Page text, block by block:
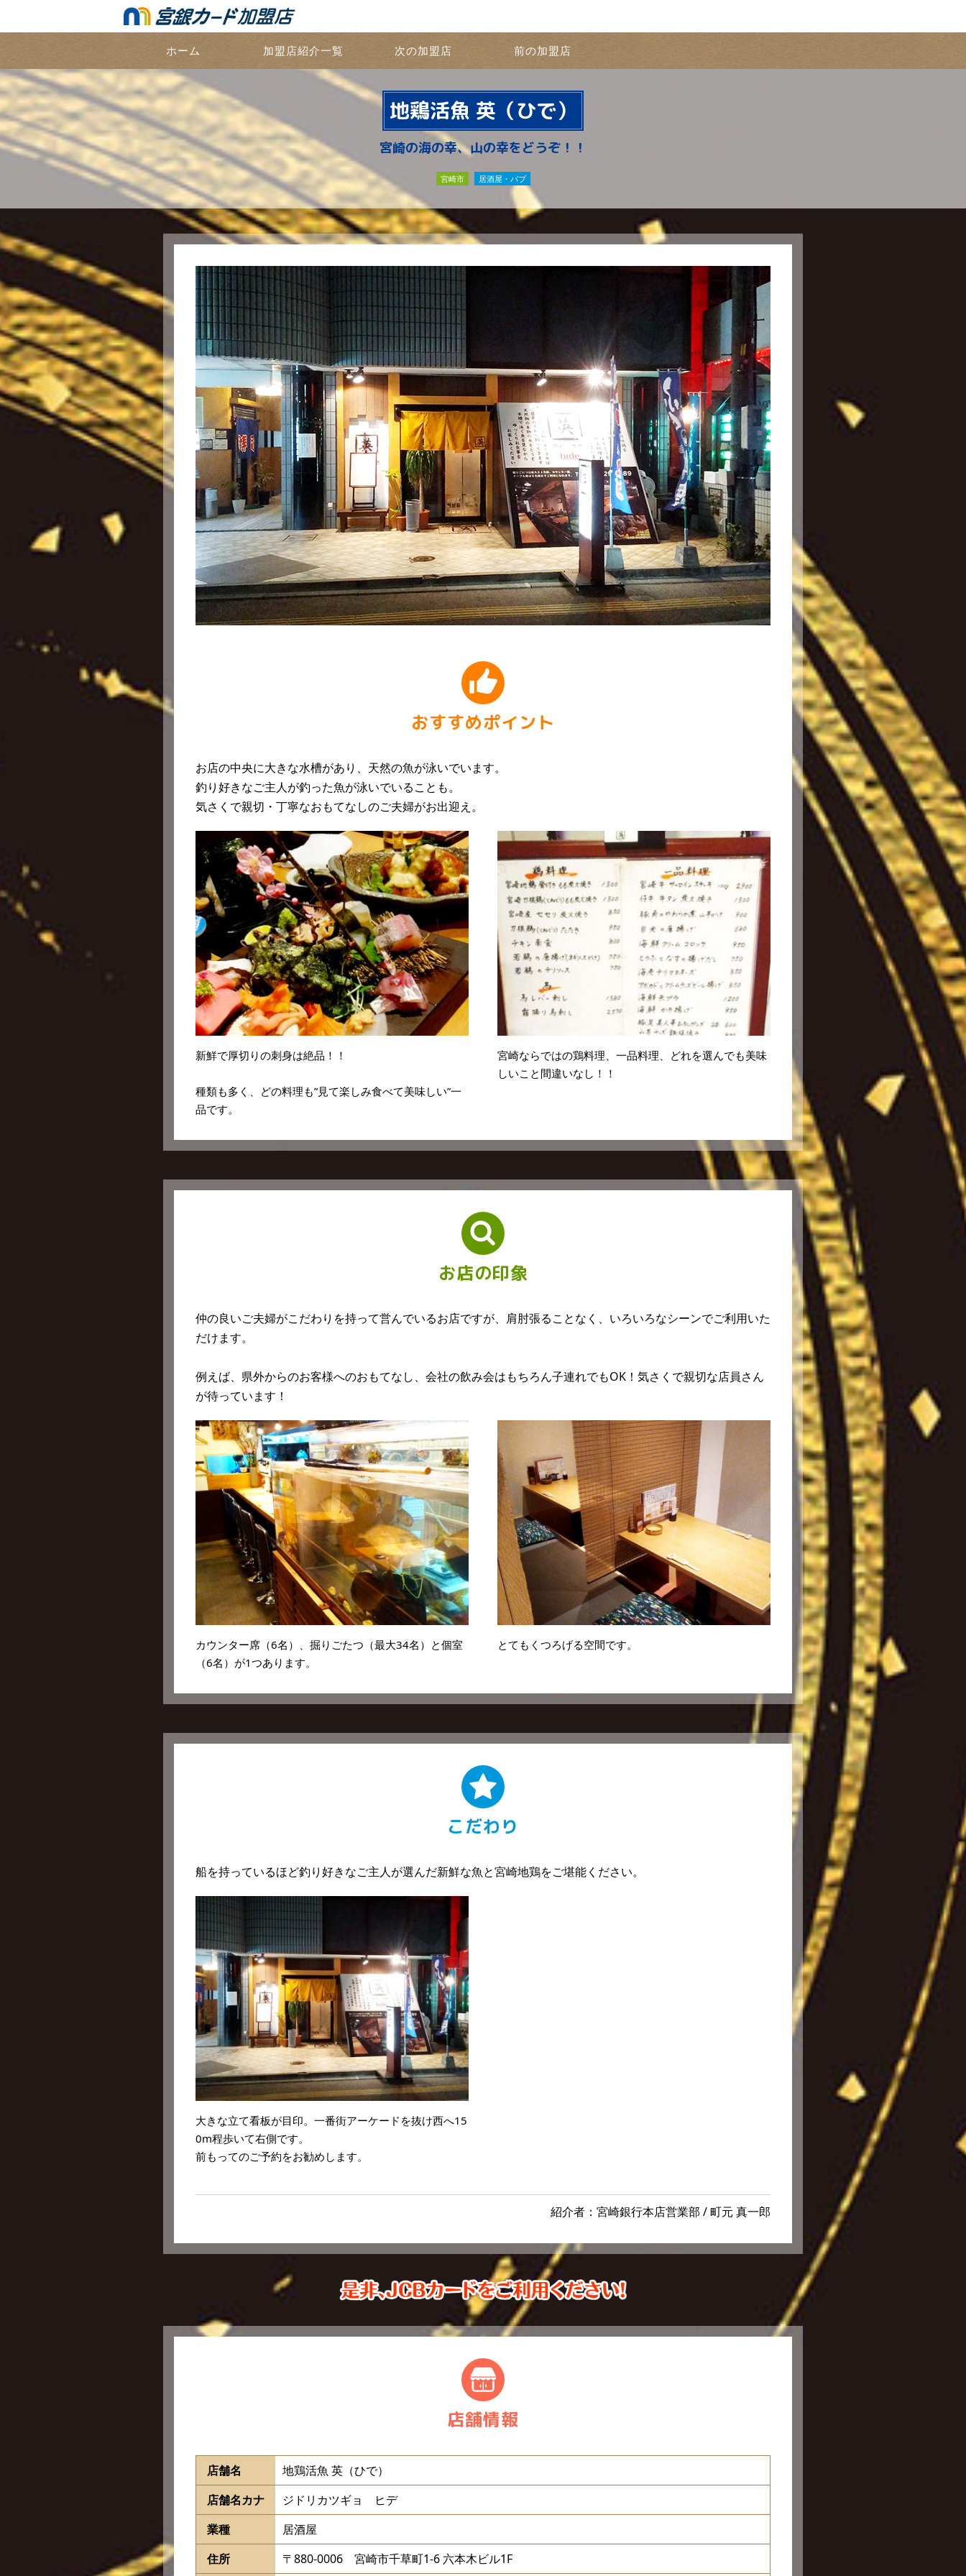
ホーム 加盟店紹介一覧 次の加盟店 前の加盟店
地鶏活魚 英（ひで）
宮崎の海の幸、山の幸をどうぞ！！
宮崎市 居酒屋・パブ
おすすめポイント
お店の中央に大きな水槽があり、天然の魚が泳いでいます。
釣り好きなご主人が釣った魚が泳いでいることも。
気さくで親切・丁寧なおもてなしのご夫婦がお出迎え。
新鮮で厚切りの刺身は絶品！！
種類も多く、どの料理も”見て楽しみ食べて美味しい”一
品です。
宮崎ならではの鶏料理、一品料理、どれを選んでも美味
しいこと間違いなし！！
お店の印象
仲の良いご夫婦がこだわりを持って営んでいるお店ですが、肩肘張ることなく、いろいろなシーンでご利用いた
だけます。
例えば、県外からのお客様へのおもてなし、会社の飲み会はもちろん子連れでもOK！気さくで親切な店員さん
が待っています！
カウンター席（6名）、掘りごたつ（最大34名）と個室
（6名）が1つあります。
とてもくつろげる空間です。
こだわり
船を持っているほど釣り好きなご主人が選んだ新鮮な魚と宮崎地鶏をご堪能ください。
大きな立て看板が目印。一番街アーケードを抜け西へ15
0m程歩いて右側です。
前もってのご予約をお勧めします。
紹介者：宮崎銀行本店営業部 / 町元 真一郎
店舗情報
店舗名
地鶏活魚 英（ひで）
店舗名カナ
ジドリカツギョ ヒデ
業種
居酒屋
住所
〒880-0006 宮崎市千草町1-6 六本木ビル1F